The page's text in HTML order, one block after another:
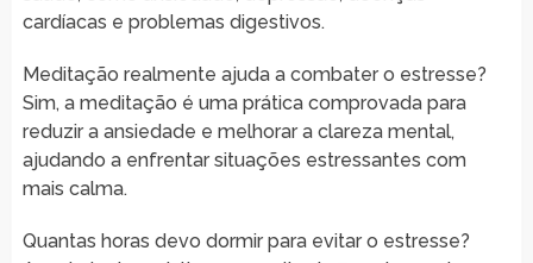
cardíacas e problemas digestivos.
Meditação realmente ajuda a combater o estresse?
Sim, a meditação é uma prática comprovada para
reduzir a ansiedade e melhorar a clareza mental,
ajudando a enfrentar situações estressantes com
mais calma.
Quantas horas devo dormir para evitar o estresse?